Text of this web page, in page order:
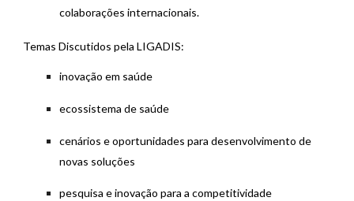
colaborações internacionais.
Temas Discutidos pela LIGADIS:
inovação em saúde
ecossistema de saúde
cenários e oportunidades para desenvolvimento de
novas soluções
pesquisa e inovação para a competitividade